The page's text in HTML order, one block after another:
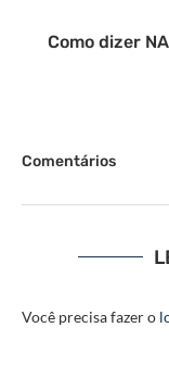
Como dizer
Comentários
Você precisa fazer o